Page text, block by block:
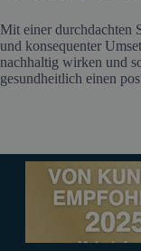
Mit einer durchdachten
und konsequenter
nachhaltig wirken und
gesundheitlich einen